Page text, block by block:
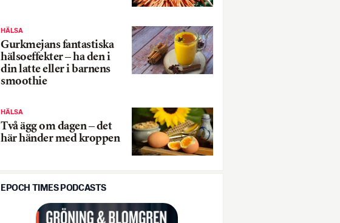
HÄLSA
Gurkmejans fantastiska
hälsoeffekter – ha den i
din latte eller i barnens
smoothie
HÄLSA
Två ägg om dagen – det
här händer med kroppen
EPOCH TIMES PODCASTS